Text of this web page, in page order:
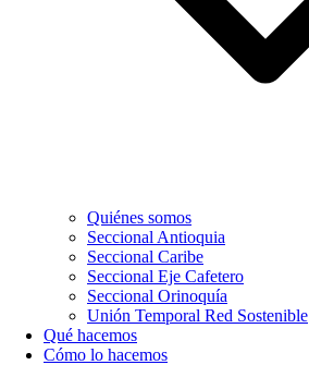
Quiénes somos
Seccional Antioquia
Seccional Caribe
Seccional Eje Cafetero
Seccional Orinoquía
Unión Temporal Red Sostenible
Qué hacemos
Cómo lo hacemos